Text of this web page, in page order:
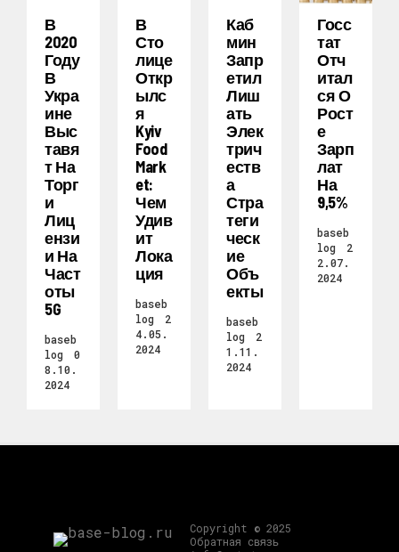
В
2020
Году
В
Укра
Ине
Выс
Тавя
Т На
Торг
И
Лиц
Ензи
И На
Част
Оты
5G
baseb
log
0
8.10.
2024
В
Сто
Лице
Откр
Ылс
Я
Kyiv
Food
Mark
Et:
Чем
Удив
Ит
Лока
Ция
baseb
log
2
4.05.
2024
Каб
Мин
Запр
Етил
Лиш
Ать
Элек
Трич
Еств
А
Стра
Теги
Ческ
Ие
Объ
Екты
baseb
log
2
1.11.
2024
Госс
Тат
Отч
Итал
Ся О
Рост
Е
Зарп
Лат
На
9,5%
baseb
log
2
2.07.
2024
Copyright © 2025
Обратная связь